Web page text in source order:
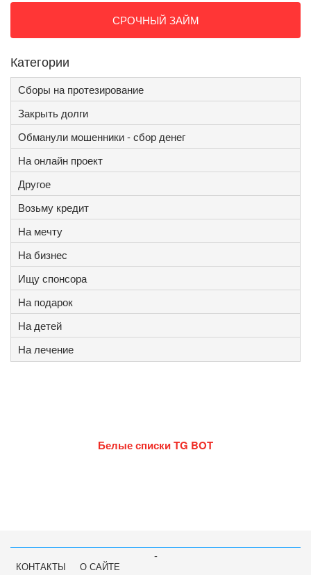
СРОЧНЫЙ ЗАЙМ
Категории
Сборы на протезирование
Закрыть долги
Обманули мошенники - сбор денег
На онлайн проект
Другое
Возьму кредит
На мечту
На бизнес
Ищу спонсора
На подарок
На детей
На лечение
Белые списки TG BOT
-
КОНТАКТЫ О САЙТЕ